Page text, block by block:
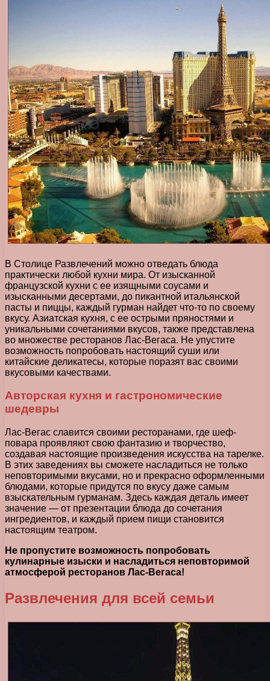
В Столице Развлечений можно отведать блюда
практически любой кухни мира. От изысканной
французской кухни с ее изящными соусами и
изысканными десертами, до пикантной итальянской
пасты и пиццы, каждый гурман найдет что-то по своему
вкусу. Азиатская кухня, с ее острыми пряностями и
уникальными сочетаниями вкусов, также представлена
во множестве ресторанов Лас-Вегаса. Не упустите
возможность попробовать настоящий суши или
китайские деликатесы, которые поразят вас своими
вкусовыми качествами.
Авторская кухня и гастрономические
шедевры
Лас-Вегас славится своими ресторанами, где шеф-
повара проявляют свою фантазию и творчество,
создавая настоящие произведения искусства на тарелке.
В этих заведениях вы сможете насладиться не только
неповторимыми вкусами, но и прекрасно оформленными
блюдами, которые придутся по вкусу даже самым
взыскательным гурманам. Здесь каждая деталь имеет
значение — от презентации блюда до сочетания
ингредиентов, и каждый прием пищи становится
настоящим театром.
Не пропустите возможность попробовать
кулинарные изыски и насладиться неповторимой
атмосферой ресторанов Лас-Вегаса!
Развлечения для всей семьи